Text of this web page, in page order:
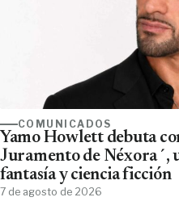
COMUNICADOS
Yamo Howlett debuta
Juramento de Néxora´,
fantasía y ciencia ficción
7 de agosto de 2026